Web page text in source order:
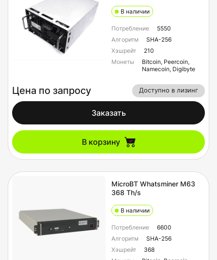
В наличии
Потребление
5550
Алгоритм
SHA-256
Хэшрейт
210
Монеты
Bitcoin, Peercoin,
Namecoin, Digibyte
Цена по запросу Доступно в лизинг
Заказать
В корзину
MicroBT Whatsminer M63
368 Th/s
В наличии
Потребление
6600
Алгоритм
SHA-256
Хэшрейт
368